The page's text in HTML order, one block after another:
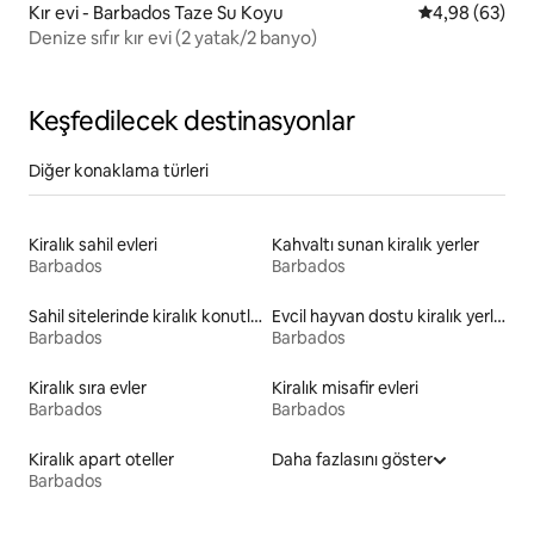
Kır evi - Barbados Taze Su Koyu 5 üzerinden
4,98 (63)
Denize sıfır kır evi (2 yatak/2 banyo)
Keşfedilecek destinasyonlar
Diğer konaklama türleri
Kiralık sahil evleri
Barbados
Kahvaltı sunan kiralık yerler
Barbados
Sahil sitelerinde kiralık konutlar
Barbados
Evcil hayvan dostu kiralık yerler
Barbados
Kiralık sıra evler
Barbados
Kiralık misafir evleri
Barbados
Kiralık apart oteller
Barbados
Daha fazlasını göster